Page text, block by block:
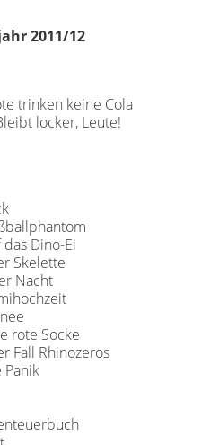
2011/12
trinken keine Cola
locker, Leute!
das Dino-Ei
Skelette
Nacht
rote Socke
Fall Rhinozeros
Panik